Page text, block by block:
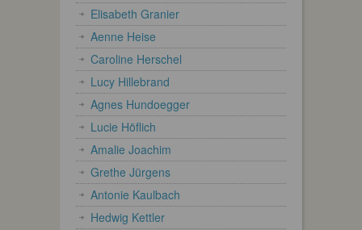
Elisabeth Granier
Aenne Heise
Caroline Herschel
Lucy Hillebrand
Agnes Hundoegger
Lucie Höflich
Amalie Joachim
Grethe Jürgens
Antonie Kaulbach
Hedwig Kettler